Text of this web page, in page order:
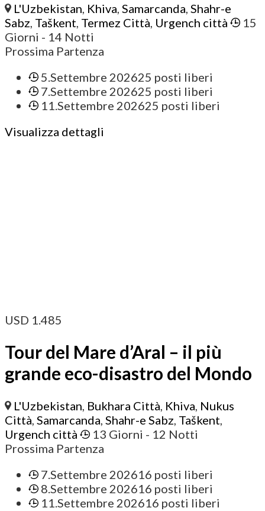
L'Uzbekistan Khiva ,Samarcanda ,Shahr-e
Sabz Taškent Termez Città Urgench città
15
Giorni - 14 Notti
Prossima Partenza
5.Settembre 202625 posti liberi
7.Settembre 202625 posti liberi
11.Settembre 202625 posti liberi
Visualizza dettagli
USD 1.485
Tour del Mare d’Aral – il più
grande eco-disastro del Mondo
L'Uzbekistan, Bukhara Città, Khiva, Nukus
Città, Samarcanda, Shahr-e Sabz, Taškent,
Urgench città
13 Giorni - 12 Notti
Prossima Partenza
7.Settembre 202616 posti liberi
8.Settembre 202616 posti liberi
11.Settembre 202616 posti liberi